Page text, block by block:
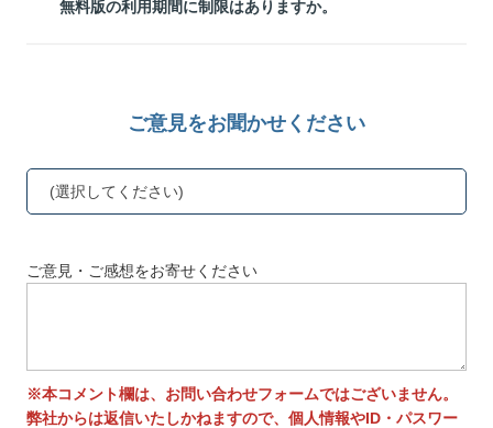
無料版の利用期間に制限はありますか。
ご意見をお聞かせください
(選択してください)
ご意見・ご感想をお寄せください
※本コメント欄は、お問い合わせフォームではございません。
弊社からは返信いたしかねますので、個人情報やID・パスワー